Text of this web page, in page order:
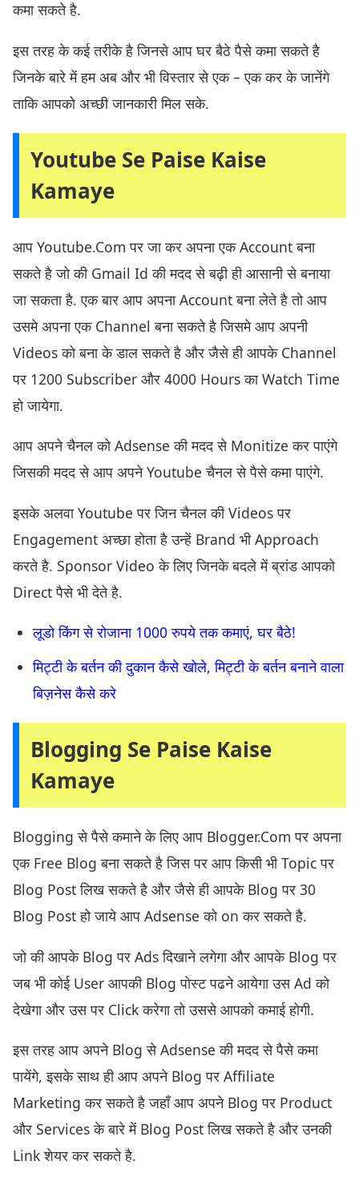
कमा सकते है.
इस तरह के कई तरीके है जिनसे आप घर बैठे पैसे कमा सकते है
जिनके बारे में हम अब और भी विस्तार से एक – एक कर के जानेंगे
ताकि आपको अच्छी जानकारी मिल सके.
Youtube Se Paise Kaise
Kamaye
आप Youtube.Com पर जा कर अपना एक Account बना
सकते है जो की Gmail Id की मदद से बढ़ी ही आसानी से बनाया
जा सकता है. एक बार आप अपना Account बना लेते है तो आप
उसमे अपना एक Channel बना सकते है जिसमे आप अपनी
Videos को बना के डाल सकते है और जैसे ही आपके Channel
पर 1200 Subscriber और 4000 Hours का Watch Time
हो जायेगा.
आप अपने चैनल को Adsense की मदद से Monitize कर पाएंगे
जिसकी मदद से आप अपने Youtube चैनल से पैसे कमा पाएंगे.
इसके अलवा Youtube पर जिन चैनल की Videos पर
Engagement अच्छा होता है उन्हें Brand भी Approach
करते है. Sponsor Video के लिए जिनके बदले में ब्रांड आपको
Direct पैसे भी देते है.
लूडो किंग से रोजाना 1000 रुपये तक कमाएं, घर बैठे!
मिट्टी के बर्तन की दुकान कैसे खोले, मिट्टी के बर्तन बनाने वाला
बिज़नेस कैसे करे
Blogging Se Paise Kaise
Kamaye
Blogging से पैसे कमाने के लिए आप Blogger.Com पर अपना
एक Free Blog बना सकते है जिस पर आप किसी भी Topic पर
Blog Post लिख सकते है और जैसे ही आपके Blog पर 30
Blog Post हो जाये आप Adsense को on कर सकते है.
जो की आपके Blog पर Ads दिखाने लगेगा और आपके Blog पर
जब भी कोई User आपकी Blog पोस्ट पढने आयेगा उस Ad को
देखेगा और उस पर Click करेगा तो उससे आपको कमाई होगी.
इस तरह आप अपने Blog से Adsense की मदद से पैसे कमा
पायेंगे, इसके साथ ही आप अपने Blog पर Affiliate
Marketing कर सकते है जहाँ आप अपने Blog पर Product
और Services के बारे में Blog Post लिख सकते है और उनकी
Link शेयर कर सकते है.